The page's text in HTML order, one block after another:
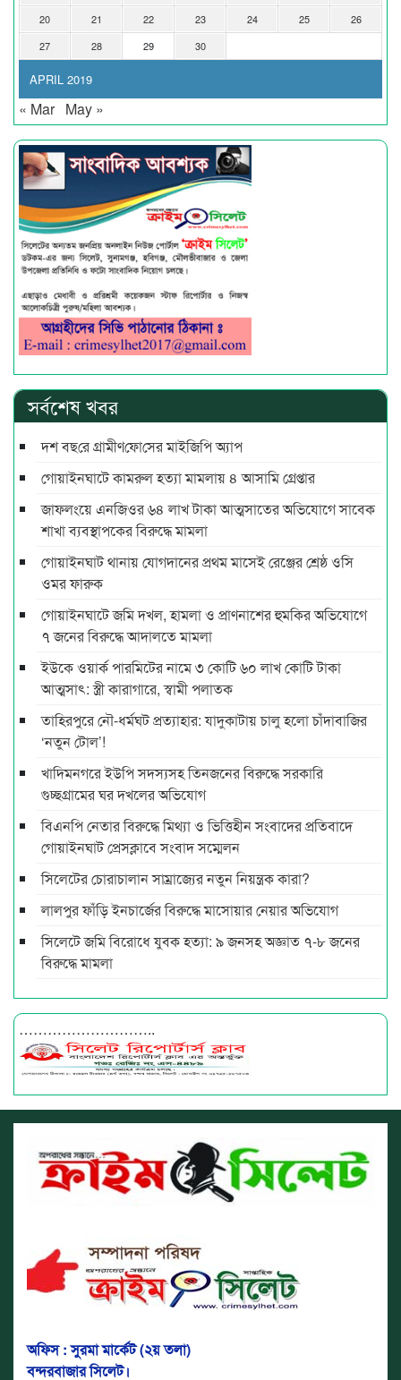
APRIL 2019
20
21 22 23 24 25
26
27
28 29 30
« Mar May »
সর্বশেষ খবর
দশ বছ‌রে গ্রামীণ‌ফো‌সের মাইজিপি অ্যাপ
গোয়াইনঘাটে কামরুল হত্যা মামলায় ৪ আসামি গ্রেপ্তার
জাফলংয়ে এনজিওর ৬৪ লাখ টাকা আত্মসাতের অভিযোগে সাবেক
শাখা ব্যবস্থাপকের বিরুদ্ধে মামলা
গোয়াইনঘাট থানায় যোগদানের প্রথম মাসেই রেঞ্জের শ্রেষ্ঠ ওসি
ওমর ফারুক
গোয়াইনঘাটে জমি দখল, হামলা ও প্রাণনাশের হুমকির অভিযোগে
৭ জনের বিরুদ্ধে আদালতে মামলা
ইউকে ওয়ার্ক পারমিটের নামে ৩ কোটি ৬০ লাখ কোটি টাকা
আত্মসাৎ: স্ত্রী কারাগারে, স্বামী পলাতক
তাহিরপুরে নৌ-ধর্মঘট প্রত্যাহার: যাদুকাটায় চালু হলো চাঁদাবাজির
‘নতুন টোল’!
খাদিমনগরে ইউপি সদস্যসহ তিনজনের বিরুদ্ধে সরকারি
গুচ্ছগ্রামের ঘর দখলের অভিযোগ
বিএনপি নেতার বিরুদ্ধে মিথ্যা ও ভিত্তিহীন সংবাদের প্রতিবাদে
গোয়াইনঘাট প্রেসক্লাবে সংবাদ সম্মেলন
সিলেটের চোরাচালান সাম্রাজ্যের নতুন নিয়ন্ত্রক কারা?
লালপুর ফাঁড়ি ইনচার্জের বিরুদ্ধে মাসোয়ার নেয়ার অভিযোগ
সিলেটে জমি বিরোধে যুবক হত্যা: ৯ জনসহ অজ্ঞাত ৭-৮ জনের
বিরুদ্ধে মামলা
………………………..
অফিস : সুরমা মার্কেট (২য় তলা)
বন্দরবাজার সিলেট।